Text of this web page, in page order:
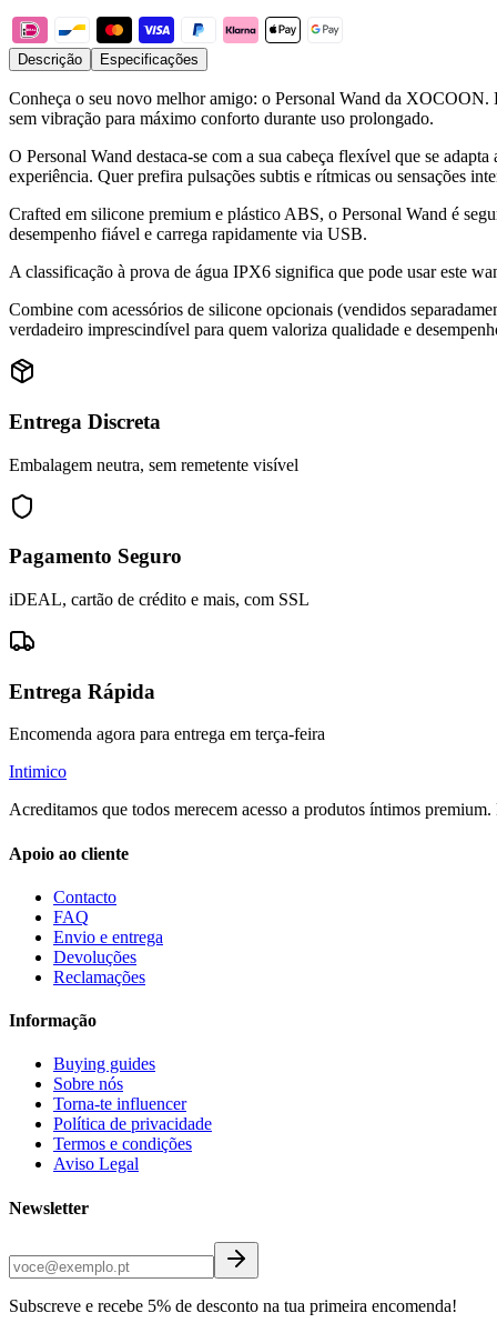
Descrição Especificações
Conheça o seu novo melhor amigo: o Personal Wand da XOCOON.
sem vibração para máximo conforto durante uso prolongado.
O Personal Wand destaca-se com a sua cabeça flexível que se
experiência. Quer prefira pulsações subtis e rítmicas ou sensações
Crafted em silicone premium e plástico ABS, o Personal Wand é
desempenho fiável e carrega rapidamente via USB.
A classificação à prova de água IPX6 significa que pode usar este
Combine com acessórios de silicone opcionais (vendidos
verdadeiro imprescindível para quem valoriza qualidade e
Entrega Discreta
Embalagem neutra, sem remetente visível
Pagamento Seguro
iDEAL, cartão de crédito e mais, com SSL
Entrega Rápida
Encomenda agora para entrega em terça-feira
Intimico
Acreditamos que todos merecem acesso a produtos íntimos
Apoio ao cliente
Contacto
FAQ
Envio e entrega
Devoluções
Reclamações
Informação
Buying guides
Sobre nós
Torna-te influencer
Política de privacidade
Termos e condições
Aviso Legal
Newsletter
Subscreve e recebe 5% de desconto na tua primeira encomenda!